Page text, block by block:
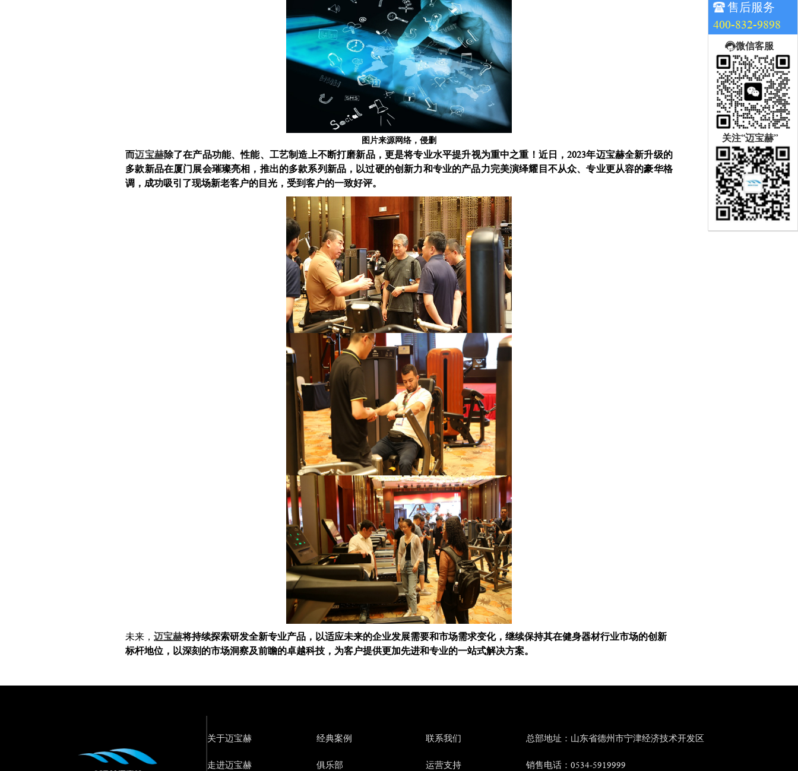
售后服务
400-832-9898
微信客服
关注“迈宝赫”
图片来源网络，侵删
而迈宝赫除了在产品功能、性能、工艺制造上不断打磨新品，更是将专业水平提升视为重中之重！近日，2023年迈宝赫全新升级的
多款新品在厦门展会璀璨亮相，推出的多款系列新品，以过硬的创新力和专业的产品力完美演绎耀目不从众、专业更从容的豪华格
调，成功吸引了现场新老客户的目光，受到客户的一致好评。
未来，迈宝赫将持续探索研发全新专业产品，以适应未来的企业发展需要和市场需求变化，继续保持其在健身器材行业市场的创新
标杆地位，以深刻的市场洞察及前瞻的卓越科技，为客户提供更加先进和专业的一站式解决方案。
关于迈宝赫
走进迈宝赫
经典案例
俱乐部
联系我们
运营支持
总部地址：山东省德州市宁津经济技术开发区
销售电话：0534-5919999